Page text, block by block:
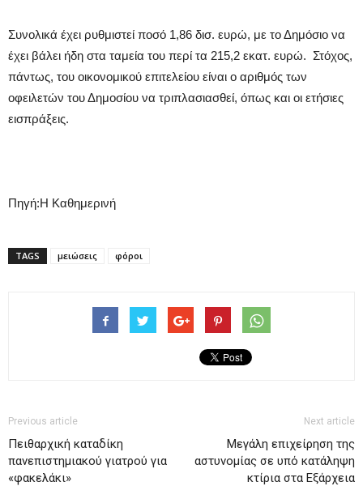
Συνολικά έχει ρυθμιστεί ποσό 1,86 δισ. ευρώ, με το Δημόσιο να
έχει βάλει ήδη στα ταμεία του περί τα 215,2 εκατ. ευρώ. Στόχος,
πάντως, του οικονομικού επιτελείου είναι ο αριθμός των
οφειλετών του Δημοσίου να τριπλασιασθεί, όπως και οι ετήσιες
εισπράξεις.
Πηγή:Η Καθημερινή
TAGS μειώσεις φόροι
Previous article
Πειθαρχική καταδίκη
πανεπιστημιακού γιατρού για
«φακελάκι»
Next article
Μεγάλη επιχείρηση της
αστυνομίας σε υπό κατάληψη
κτίρια στα Εξάρχεια